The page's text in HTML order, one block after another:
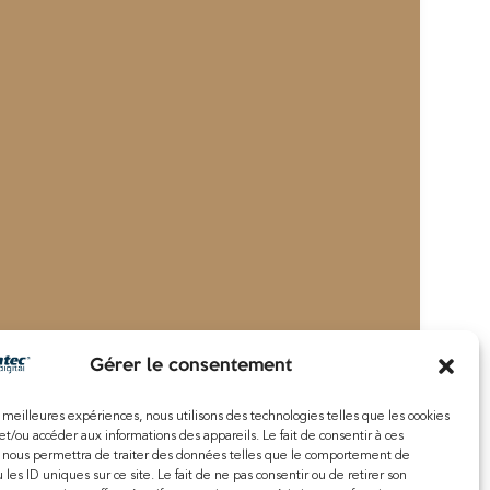
Gérer le consentement
meilleures expériences, nous utilisons des technologies telles que les cookies
ou accéder aux informations des appareils. Le fait de consentir à ces
nous permettra de traiter des données telles que le comportement de
les ID uniques sur ce site. Le fait de ne pas consentir ou de retirer son